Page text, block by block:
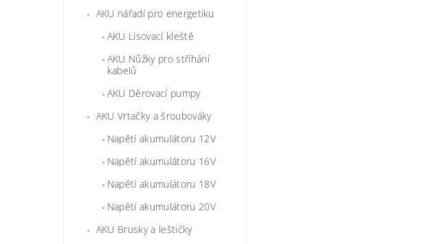
AKU nářadí pro energetiku
AKU Lisovací kleště
AKU Nůžky pro stříhání
kabelů
AKU Děrovací pumpy
AKU Vrtačky a šroubováky
Napětí akumulátoru 12V
Napětí akumulátoru 16V
Napětí akumulátoru 18V
Napětí akumulátoru 20V
AKU Brusky a leštičky